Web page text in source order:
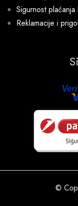
Sigurnost plaćanja
Reklamacije i
©